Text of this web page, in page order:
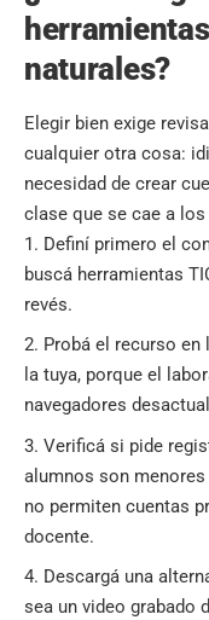
naturales?
Elegir bien exige
cualquier otra cosa:
necesidad de crear
clase que se cae a
Definí primero el
buscá herramientas
revés.
Probá el recurso en
la tuya, porque el
navegadores
Verificá si pide
alumnos son
no permiten cuentas
docente.
Descargá una
sea un video grabado